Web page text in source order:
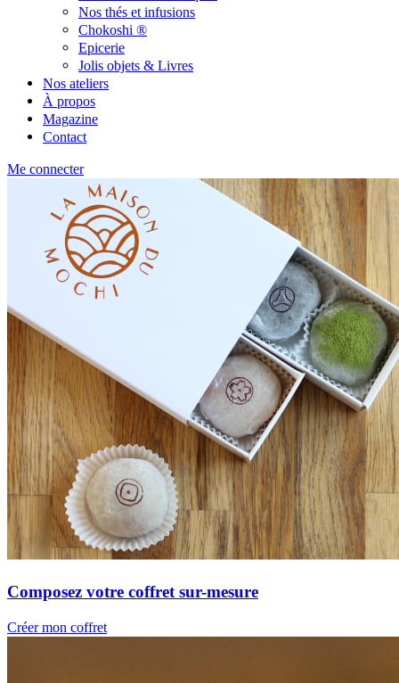
Nos thés et infusions
Chokoshi ®
Epicerie
Jolis objets & Livres
Nos ateliers
À propos
Magazine
Contact
Me connecter
Composez votre coffret sur-mesure
Créer mon coffret